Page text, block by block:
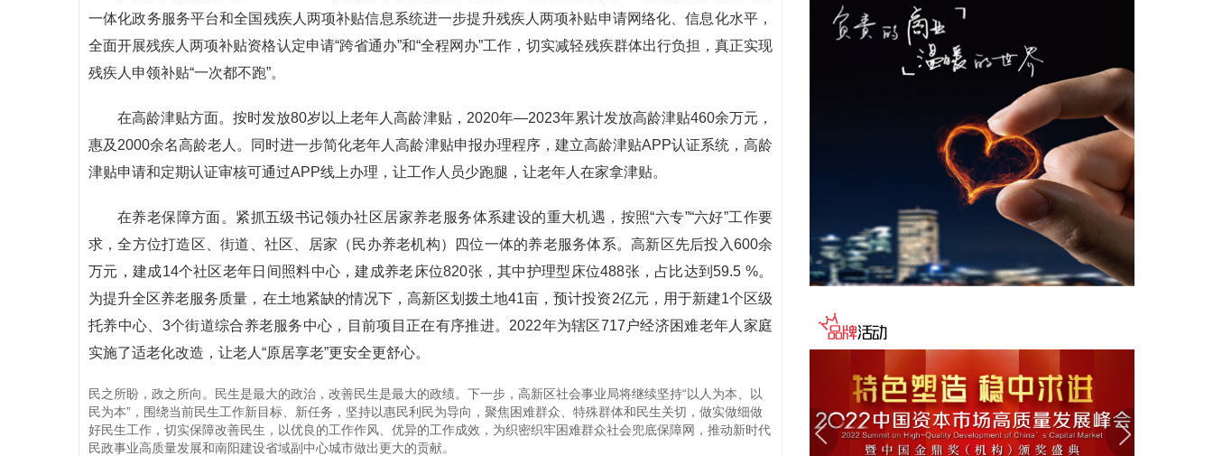
一体化政务服务平台和全国残疾人两项补贴信息系统进一步提升残疾人两项补贴申请网络化、信息化水平，
全面开展残疾人两项补贴资格认定申请“跨省通办”和“全程网办”工作，切实减轻残疾群体出行负担，真正实现
残疾人申领补贴“一次都不跑”。
在高龄津贴方面。按时发放80岁以上老年人高龄津贴，2020年—2023年累计发放高龄津贴460余万元，
惠及2000余名高龄老人。同时进一步简化老年人高龄津贴申报办理程序，建立高龄津贴APP认证系统，高龄
津贴申请和定期认证审核可通过APP线上办理，让工作人员少跑腿，让老年人在家拿津贴。
在养老保障方面。紧抓五级书记领办社区居家养老服务体系建设的重大机遇，按照“六专”“六好”工作要
求，全方位打造区、街道、社区、居家（民办养老机构）四位一体的养老服务体系。高新区先后投入600余
万元，建成14个社区老年日间照料中心，建成养老床位820张，其中护理型床位488张，占比达到59.5 %。
为提升全区养老服务质量，在土地紧缺的情况下，高新区划拨土地41亩，预计投资2亿元，用于新建1个区级
托养中心、3个街道综合养老服务中心，目前项目正在有序推进。2022年为辖区717户经济困难老年人家庭
实施了适老化改造，让老人“原居享老”更安全更舒心。
民之所盼，政之所向。民生是最大的政治，改善民生是最大的政绩。下一步，高新区社会事业局将继续坚持“以人为本、以
民为本”，围绕当前民生工作新目标、新任务，坚持以惠民利民为导向，聚焦困难群众、特殊群体和民生关切，做实做细做
好民生工作，切实保障改善民生，以优良的工作作风、优异的工作成效，为织密织牢困难群众社会兜底保障网，推动新时代
民政事业高质量发展和南阳建设省域副中心城市做出更大的贡献。
2026-08-08 16:58:19
据“浦东发布”微信公众号消息，上海市文化旅游局介
绍，台风“白海豚”逼近，上海迪士尼、乐高乐园等多
家景点已临时闭园或调整运营时间。
据群众新闻，8月5日22时，陕西移动在商洛市镇安县
受汛情影响区域启动5G异网漫游工作，向其他运营商
客户提供5G网络漫游接入服务。该技术用于应急场
景，当用户所属运营商网络中断时，无需换卡换号即
可接入其他运营商5G网络，享受免费通话与上网服
务，这是我省首次将该功能用于汛期通信保障实战。
力，以及在真实汛情下的启停流程、业务配置和监控
保障等全环节操作性，有效增强了全省通信网络容灾
畅通筑牢通信“生命线”。
2026-08-08 16:46:16
美国国会参议院8日通过一项联邦政府临时拨款法